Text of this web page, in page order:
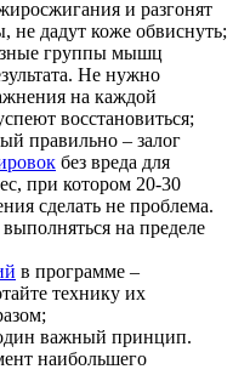
и разгонят
дадут коже обвиснуть;
группы мышц
Не нужно
на каждой
восстановиться;
правильно – залог
без вреда для
при котором 20-30
сделать не проблема.
на пределе
в программе –
технику их
важный принцип.
наибольшего